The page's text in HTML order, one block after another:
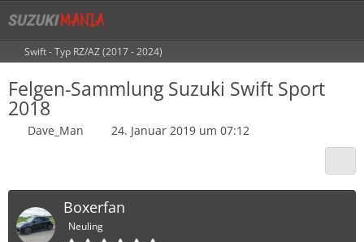
Swift - Typ RZ/AZ (2017 - 2024)
Felgen-Sammlung Suzuki Swift Sport
2018
Dave_Man 24. Januar 2019 um 07:12
Boxerfan
Neuling